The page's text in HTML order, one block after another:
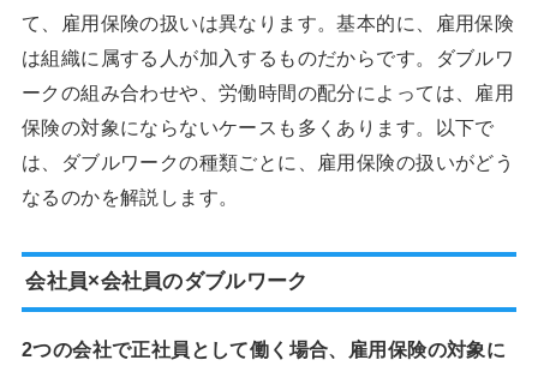
て、雇用保険の扱いは異なります。基本的に、雇用保険
は組織に属する人が加入するものだからです。ダブルワ
ークの組み合わせや、労働時間の配分によっては、雇用
保険の対象にならないケースも多くあります。以下で
は、ダブルワークの種類ごとに、雇用保険の扱いがどう
なるのかを解説します。
会社員×会社員のダブルワーク
2つの会社で正社員として働く場合、雇用保険の対象に